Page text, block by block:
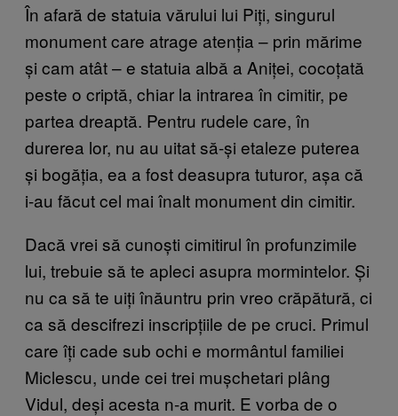
În afară de statuia vărului lui Piți, singurul
monument care atrage atenția – prin mărime
și cam atât – e statuia albă a Aniței, cocoțată
peste o criptă, chiar la intrarea în cimitir, pe
partea dreaptă. Pentru rudele care, în
durerea lor, nu au uitat să-și etaleze puterea
și bogăția, ea a fost deasupra tuturor, așa că
i-au făcut cel mai înalt monument din cimitir.
Dacă vrei să cunoști cimitirul în profunzimile
lui, trebuie să te apleci asupra mormintelor. Și
nu ca să te uiți înăuntru prin vreo crăpătură, ci
ca să descifrezi inscripțiile de pe cruci. Primul
care îți cade sub ochi e mormântul familiei
Miclescu, unde cei trei mușchetari plâng
Vidul, deși acesta n-a murit. E vorba de o